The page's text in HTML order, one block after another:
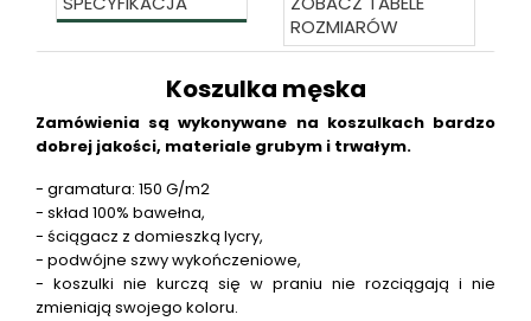
ROZMIARÓW
Koszulka męska
Zamówienia są wykonywane na koszulkach bardzo
dobrej jakości, materiale grubym i trwałym.
- gramatura: 150 G/m2
- skład 100% bawełna,
- ściągacz z domieszką lycry,
- podwójne szwy wykończeniowe,
- koszulki nie kurczą się w praniu nie rozciągają i nie
zmieniają swojego koloru.